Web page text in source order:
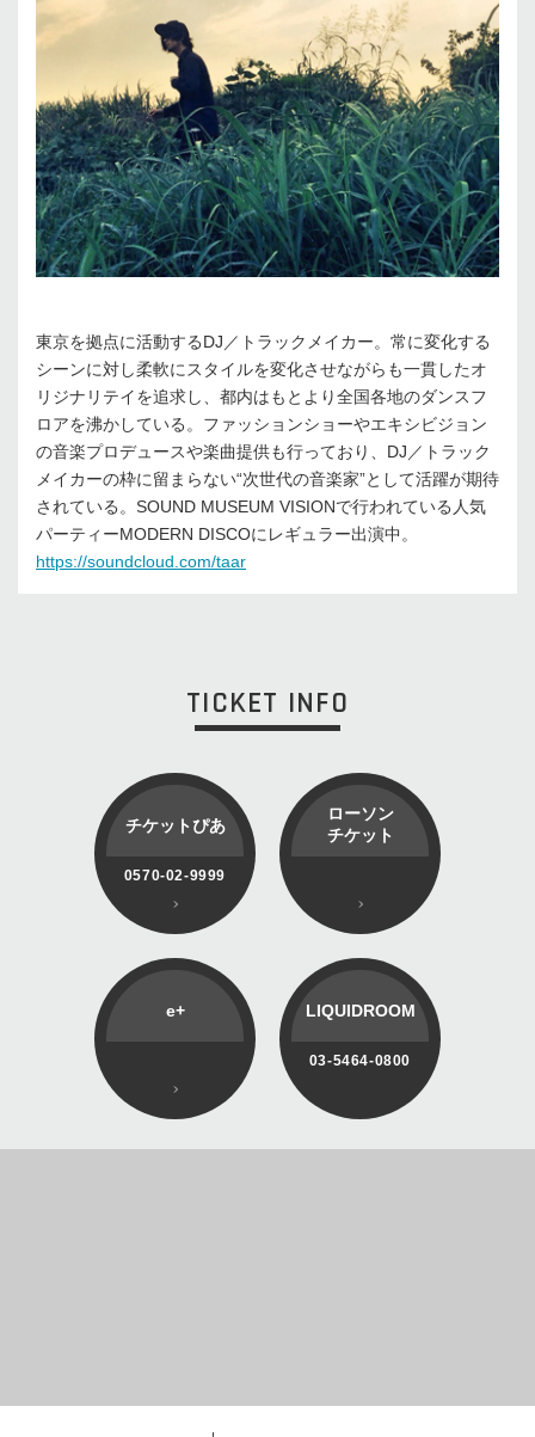
東京を拠点に活動するDJ／トラックメイカー。常に変化する
シーンに対し柔軟にスタイルを変化させながらも一貫したオ
リジナリテイを追求し、都内はもとより全国各地のダンスフ
ロアを沸かしている。ファッションショーやエキシビジョン
の音楽プロデュースや楽曲提供も行っており、DJ／トラック
メイカーの枠に留まらない“次世代の音楽家”として活躍が期待
されている。SOUND MUSEUM VISIONで行われている人気
パーティーMODERN DISCOにレギュラー出演中。
https://soundcloud.com/taar
TICKET INFO
チケットぴあ
0570-02-9999
ローソン
チケット
e+ LIQUIDROOM
03-5464-0800